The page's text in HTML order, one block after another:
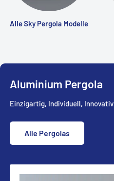
Alle Sky Pergola Modelle
Aluminium Pergola
Einzigartig, Individuell, Innovativ
Alle Pergolas